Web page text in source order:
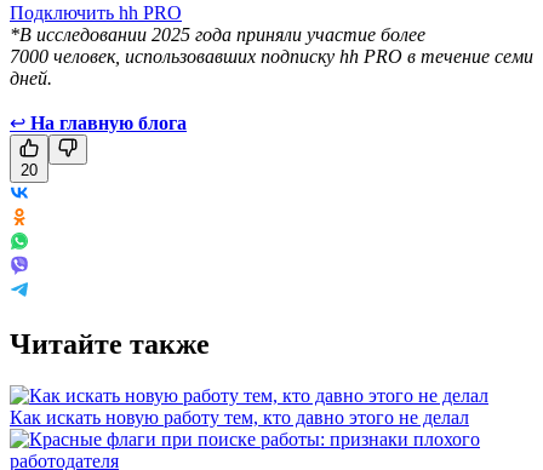
Подключить hh PRO
*В исследовании 2025 года приняли участие более
7000 человек, использовавших подписку hh PRO в течение семи
дней.
↩ На главную блога
20
Читайте также
Как искать новую работу тем, кто давно этого не делал